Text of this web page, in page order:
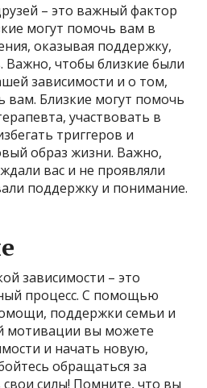
– это важный фактор
могут помочь вам в
оказывая поддержку,
чтобы близкие были
зависимости и о том,
вам. Близкие могут помочь
участвовать в
триггеров и
образ жизни. Важно,
вас и не проявляли
поддержку и понимание.
зависимости – это
процесс. С помощью
поддержки семьи и
мотивации вы можете
и начать новую,
обращаться за
силы! Помните, что вы